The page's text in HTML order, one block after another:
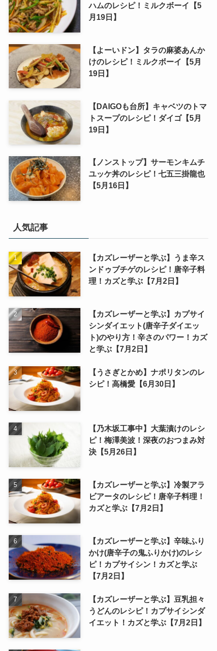
ハムのレシピ！ミルクボーイ【5
月19日】
【よーいドン】タラの麻婆あんか
けのレシピ！ミルクボーイ【5月
19日】
【DAIGOも台所】キャベツのトマ
トスープのレシピ！ダイゴ【5月
19日】
【ノンストップ】サーモンキムチ
ユッケ丼のレシピ！七五三掛龍也
【5月16日】
人気記事
【カズレーザーと学ぶ】うま辛ス
ンドゥブチゲのレシピ！唐辛子料
理！カズと学ぶ【7月2日】
【カズレーザーと学ぶ】カプサイ
シンダイエット(唐辛子ダイエッ
ト)のやり方！辛さのパワー！カズ
と学ぶ【7月2日】
【うさぎとかめ】ナポリタンのレ
シピ！高橋愛【6月30日】
【乃木坂工事中】大葉漬けのレシ
ピ！梅澤美波！深夜のおつまみ対
決【5月26日】
【カズレーザーと学ぶ】冷製アラ
ビアータのレシピ！唐辛子料理！
カズと学ぶ【7月2日】
【カズレーザーと学ぶ】辛味ふり
かけ(唐辛子の鬼ふりかけ)のレシ
ピ！カプサイシン！カズと学ぶ
【7月2日】
【カズレーザーと学ぶ】豆乳担々
うどんのレシピ！カプサイシンダ
イエット！カズと学ぶ【7月2日】